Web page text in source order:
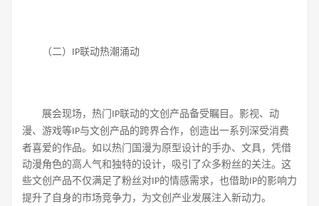
（二） IP联动热潮涌动
展会现场，热门 IP联动的文创产品备受瞩目。影视、动
漫、游戏等IP与文创产品的跨界合作，创造出一系列深受消费
者喜爱的作品。如以热门国漫为原型设计的手办、文具，凭借
动漫角色的高人气和独特的设计，吸引了众多粉丝的关注。这
些文创产品不仅满足了粉丝对IP的情感需求，也借助IP的影响力
提升了自身的市场竞争力，为文创产业发展注入新动力。